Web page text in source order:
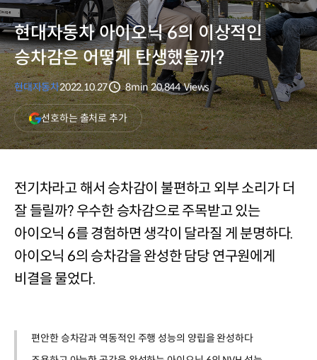
현대자동차 아이오닉 6의 이상적인
승차감은 어떻게 탄생했을까?
현대자동차2022.10.27
분량
8min
조회수
20,844 Views
선호하는 출처로 추가(새
창
열림)
전기차라고 해서 승차감이 불편하고 외부 소리가 더
잘 들릴까? 우수한 승차감으로 주목받고 있는
아이오닉 6를 경험하면 생각이 달라질 게 분명하다.
아이오닉 6의 승차감을 완성한 담당 연구원에게
비결을 물었다.
편안한 승차감과 역동적인 주행 성능의 양립을 완성하다